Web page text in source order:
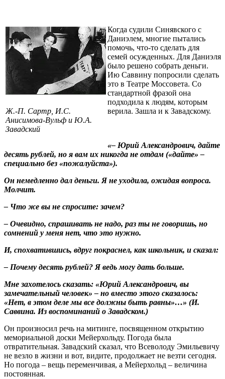
Ж.-П. Сартр, И.С.
Анисимова-Вульф и Ю.А.
Завадский
Когда судили Синявского с
Даниэлем, многие пытались
помочь, что-то сделать для
семей осужденных. Для Даниэля
было решено собрать деньги.
Ию Саввину попросили сделать
это в Театре Моссовета. Со
стандартной фразой она
подходила к людям, которым
верила. Зашла и к Завадскому.
«– Юрий Александрович, дайте
десять рублей, но я вам их никогда не отдам («дайте» –
специально без «пожалуйста»).
Он немедленно дал деньги. Я не уходила, ожидая вопроса.
Молчит.
– Что же вы не спросите: зачем?
– Очевидно, спрашивать не надо, раз ты не говоришь, но
сомнений у меня нет, что это нужно.
И, спохватившись, вдруг покраснел, как школьник, и сказал:
– Почему десять рублей? Я ведь могу дать больше.
Мне захотелось сказать: «Юрий Александрович, вы
замечательный человек» – но вместо этого сказалось:
«Нет, в этом деле мы все должны быть равны»…» (И.
Саввина. Из воспоминаний о Завадском.)
Он произносил речь на митинге, посвященном открытию
мемориальной доски Мейерхольду. Погода была
отвратительная. Завадский сказал, что Всеволоду Эмильевичу
не везло в жизни и вот, видите, продолжает не везти сегодня.
Но погода – вещь переменчивая, а Мейерхольд – величина
постоянная.